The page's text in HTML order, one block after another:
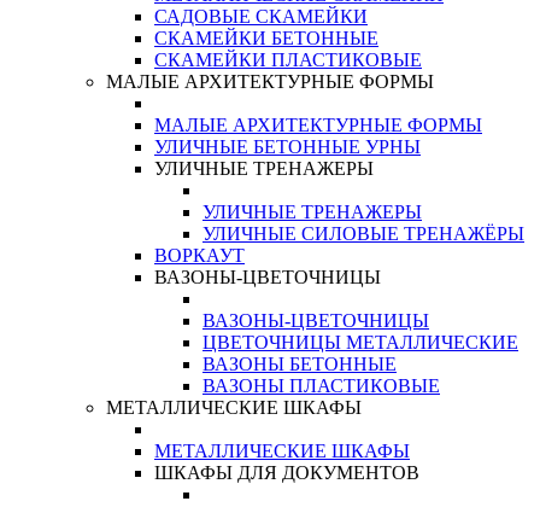
САДОВЫЕ СКАМЕЙКИ
СКАМЕЙКИ БЕТОННЫЕ
СКАМЕЙКИ ПЛАСТИКОВЫЕ
МАЛЫЕ АРХИТЕКТУРНЫЕ ФОРМЫ
МАЛЫЕ АРХИТЕКТУРНЫЕ ФОРМЫ
УЛИЧНЫЕ БЕТОННЫЕ УРНЫ
УЛИЧНЫЕ ТРЕНАЖЕРЫ
УЛИЧНЫЕ ТРЕНАЖЕРЫ
УЛИЧНЫЕ СИЛОВЫЕ ТРЕНАЖЁРЫ
ВОРКАУТ
ВАЗОНЫ-ЦВЕТОЧНИЦЫ
ВАЗОНЫ-ЦВЕТОЧНИЦЫ
ЦВЕТОЧНИЦЫ МЕТАЛЛИЧЕСКИЕ
ВАЗОНЫ БЕТОННЫЕ
ВАЗОНЫ ПЛАСТИКОВЫЕ
МЕТАЛЛИЧЕСКИЕ ШКАФЫ
МЕТАЛЛИЧЕСКИЕ ШКАФЫ
ШКАФЫ ДЛЯ ДОКУМЕНТОВ